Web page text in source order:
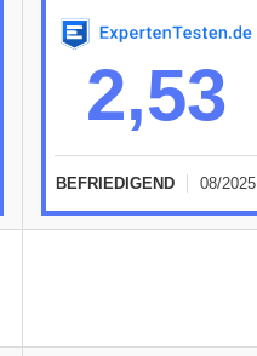
2,53
BEFRIEDIGEND 08/2025